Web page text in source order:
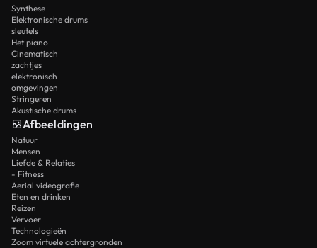
Synthese
Elektronische drums
sleutels
Het piano
Cinematisch
zachtjes
elektronisch
omgevingen
Stringeren
Akustische drums
Afbeeldingen
Natuur
Mensen
Liefde & Relaties
- Fitness
Aerial videografie
Eten en drinken
Reizen
Vervoer
Technologieën
Zoom virtuele achtergronden